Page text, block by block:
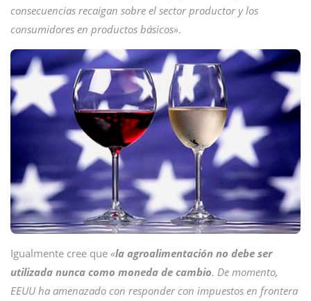
consecuencias recaigan sobre el sector productor y los
consumidores en productos básicos».
Igualmente cree que «la agroalimentación no debe ser
utilizada nunca como moneda de cambio. De momento,
EEUU ha amenazado con responder con impuestos en frontera